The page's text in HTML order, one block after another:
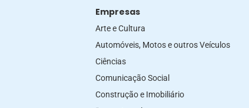
Empresas
Arte e Cultura
Automóveis, Motos e outros Veículos
Ciências
Comunicação Social
Construção e Imobiliário